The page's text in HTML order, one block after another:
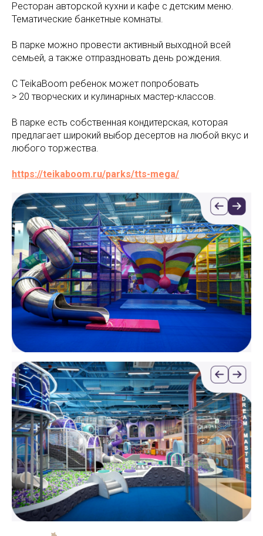
Ресторан авторской кухни и кафе с детским меню.
Тематические банкетные комнаты.
В парке можно провести активный выходной всей
семьей, а также отпраздновать день рождения.
С TeikaBoom ребенок может попробовать
> 20 творческих и кулинарных мастер-классов.
В парке есть собственная кондитерская, которая
предлагает широкий выбор десертов на любой вкус и
любого торжества.
https://teikaboom.ru/parks/tts-mega/